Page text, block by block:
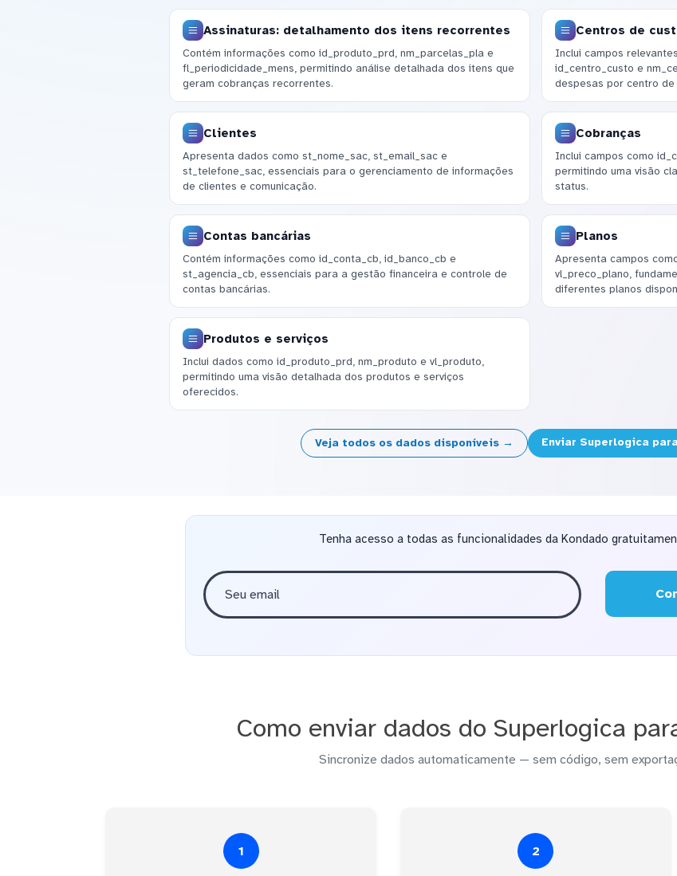
Assinaturas: detalhamento dos itens recorrentes
Contém informações como id_produto_prd, nm_parcelas_pla e
fl_periodicidade_mens, permitindo análise detalhada dos itens que
geram cobranças recorrentes.
Centros de
Inclui campos
id_centro_custo e
despesas por centro de
Clientes
Apresenta dados como st_nome_sac, st_email_sac e
st_telefone_sac, essenciais para o gerenciamento de informações
de clientes e comunicação.
Cobranças
Inclui campos como
permitindo uma visão
status.
Contas bancárias
Contém informações como id_conta_cb, id_banco_cb e
st_agencia_cb, essenciais para a gestão financeira e controle de
contas bancárias.
Planos
Apresenta campos
vl_preco_plano,
diferentes planos
Produtos e serviços
Inclui dados como id_produto_prd, nm_produto e vl_produto,
permitindo uma visão detalhada dos produtos e serviços
oferecidos.
Veja todos os dados disponíveis → Enviar Superlogica
Tenha acesso a todas as funcionalidades da Kondado
Como enviar dados do Superlogica
Sincronize dados automaticamente — sem código, sem
1 2